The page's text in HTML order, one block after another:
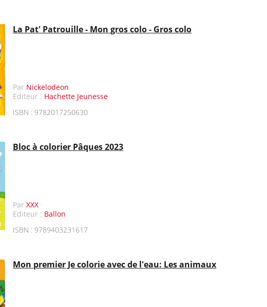
La Pat' Patrouille - Mon gros colo - Gros colo
Par Nickelodeon
Editeur : Hachette Jeunesse
ISBN : 9782017250630
Bloc à colorier Pâques 2023
ParXXX
Editeur : Ballon
ISBN : 9789403231617
Mon premier Je colorie avec de l'eau: Les animaux